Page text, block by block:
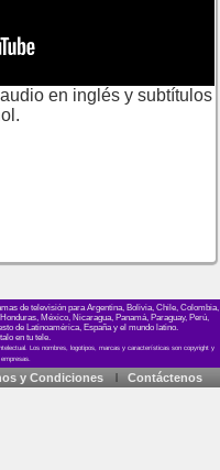
en inglés y subtítulos
de televisión para Argentina, Bolivia, Chile, Colombia,
México, Nicaragua, Panamá, Paraguay, Perú,
de Latinoamérica, España y el mundo latino.
en tu tele.
y Condiciones Contáctenos